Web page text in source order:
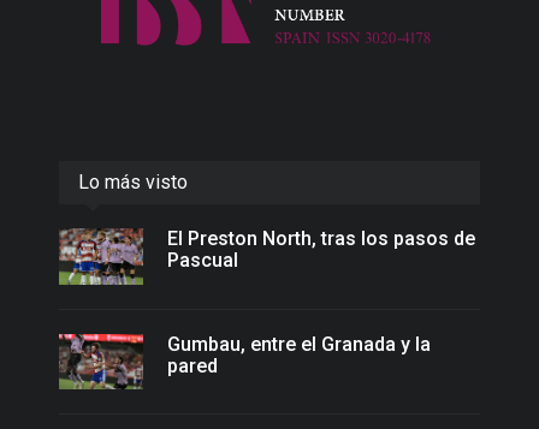
Lo más visto
El Preston North, tras los pasos de
Pascual
Gumbau, entre el Granada y la
pared